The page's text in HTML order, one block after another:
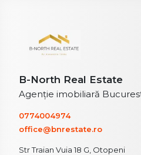
B-North Real Estate
Agenție imobiliară
0774004974
office@bnrestate.ro
Str Traian Vuia 18 G, Otopeni